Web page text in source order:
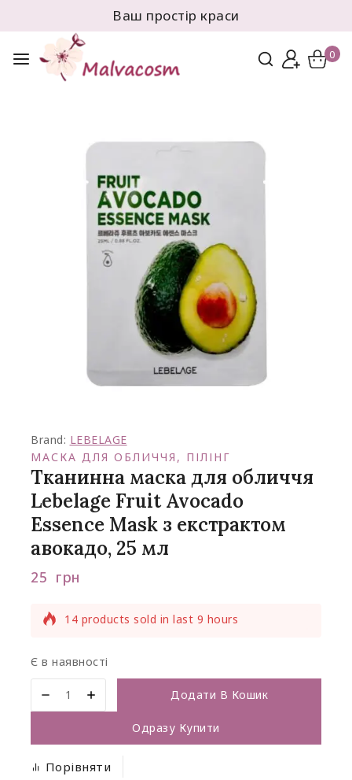
Ваш простір краси
0
Brand: LEBELAGE
МАСКА ДЛЯ ОБЛИЧЧЯ, ПІЛІНГ
Тканинна маска для обличчя
Lebelage Fruit Avocado
Essence Mask з екстрактом
авокадо, 25 мл
25 грн
14 products sold in last 9 hours
their carts
Є в наявності
Додати В Кошик
Одразу Купити
Порівняти